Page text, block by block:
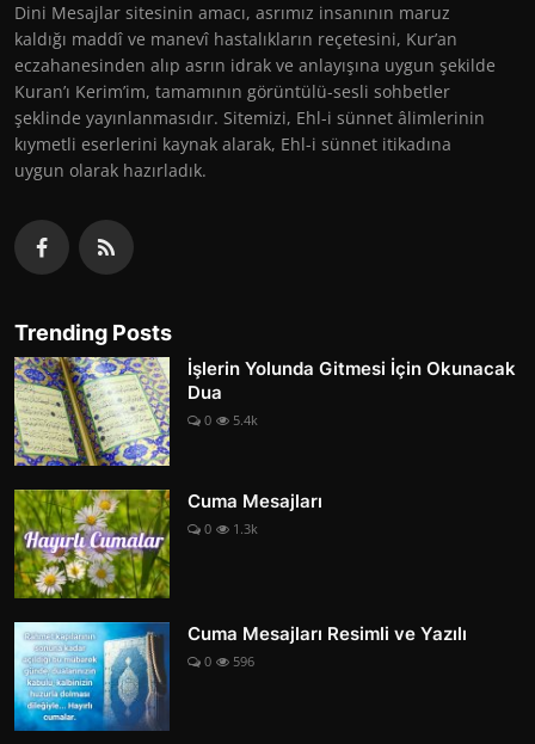
Dini Mesajlar sitesinin amacı, asrımız insanının maruz
kaldığı maddî ve manevî hastalıkların reçetesini, Kur’an
eczahanesinden alıp asrın idrak ve anlayışına uygun şekilde
Kuran’ı Kerim’im, tamamının görüntülü-sesli sohbetler
şeklinde yayınlanmasıdır. Sitemizi, Ehl-i sünnet âlimlerinin
kıymetli eserlerini kaynak alarak, Ehl-i sünnet itikadına
uygun olarak hazırladık.
Trending Posts
İşlerin Yolunda Gitmesi İçin Okunacak
Dua
0 5.4k
Cuma Mesajları
0 1.3k
Cuma Mesajları Resimli ve Yazılı
0 596